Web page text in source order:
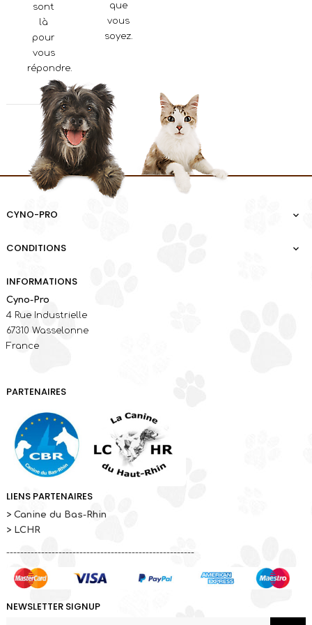
sont
là
pour
vous
répondre.
que
vous
soyez.
CYNO-PRO 
CONDITIONS 
INFORMATIONS
Cyno-Pro
4 Rue Industrielle
67310 Wasselonne
France
PARTENAIRES
LIENS PARTENAIRES
> Canine du Bas-Rhin
> LCHR
------------------------------------------------------
NEWSLETTER SIGNUP